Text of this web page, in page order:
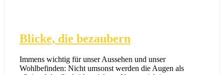
Blicke, die bezaubern
Immens wichtig für unser Aussehen und unser
Wohlbefinden: Nicht umsonst werden die Augen als